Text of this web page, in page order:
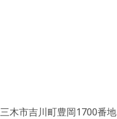
木市吉川町豊岡1700番地